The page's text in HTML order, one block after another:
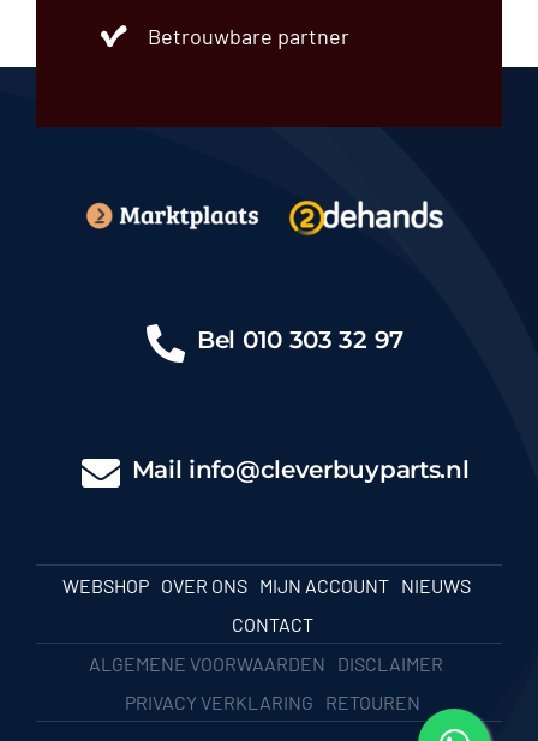
Betrouwbare partner
Bel 010 303 32 97
Mail info@cleverbuyparts.nl
WEBSHOP OVER ONS MIJN ACCOUNT
NIEUWS
CONTACT
ALGEMENE VOORWAARDEN
DISCLAIMER
PRIVACY VERKLARING
RETOUREN